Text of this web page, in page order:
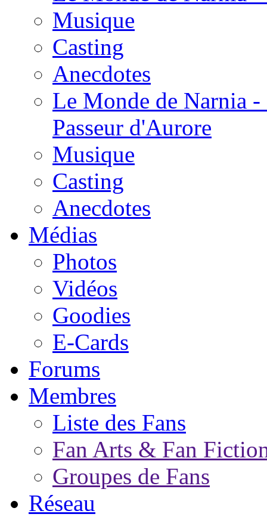
Musique
Casting
Anecdotes
Le Monde de Narnia
Passeur d'Aurore
Musique
Casting
Anecdotes
Médias
Photos
Vidéos
Goodies
E-Cards
Forums
Membres
Liste des Fans
Fan Arts & Fan
Groupes de Fans
Réseau